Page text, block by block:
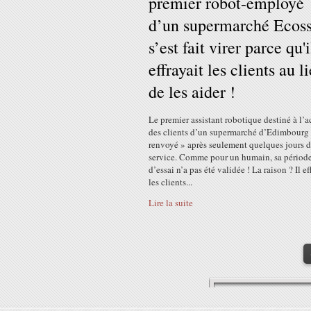
d’un supermarché
s’est fait virer parce
effrayait les clients au
de les aider !
Le premier assistant robotique destiné à
des clients d’un supermarché d’Edimbourg
renvoyé » après seulement quelques jours
service. Comme pour un humain, sa
d’essai n’a pas été validée ! La raison ? Il
les clients...
Lire la suite